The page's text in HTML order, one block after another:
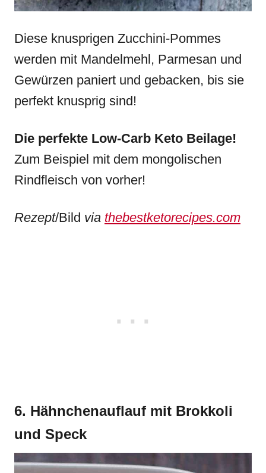
Diese knusprigen Zucchini-Pommes
werden mit Mandelmehl, Parmesan und
Gewürzen paniert und gebacken, bis sie
perfekt knusprig sind!
Die perfekte Low-Carb Keto Beilage!
Zum Beispiel mit dem mongolischen
Rindfleisch von vorher!
Rezept/Bild via thebestketorecipes.com
6. Hähnchenauflauf mit Brokkoli
und Speck